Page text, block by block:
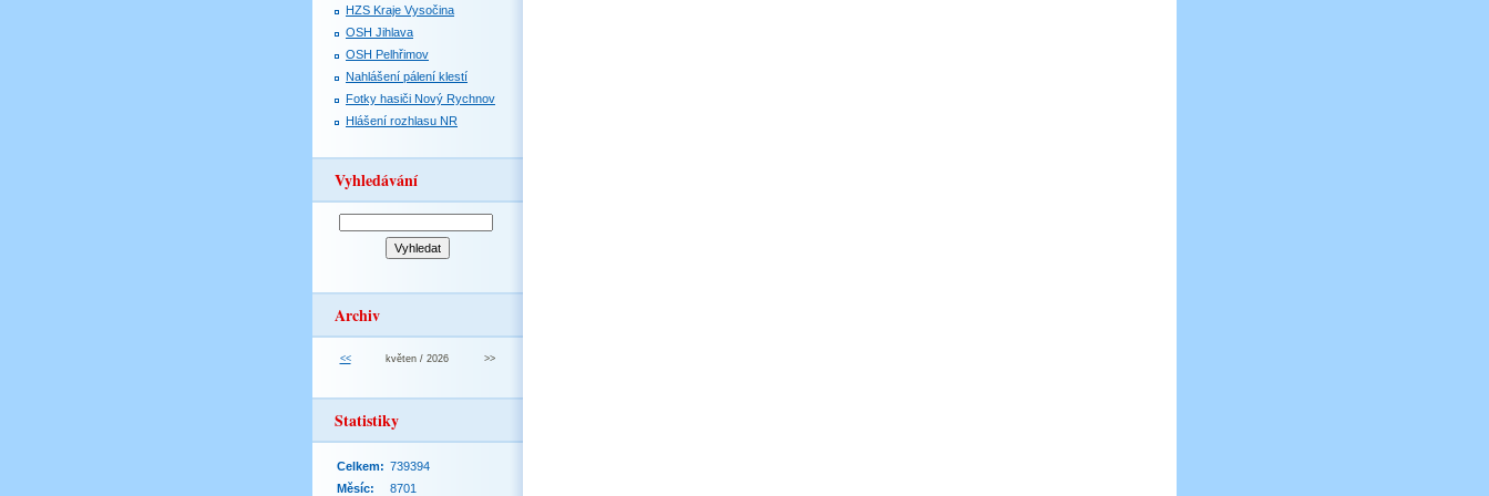
HZS Kraje Vysočina
OSH Jihlava
OSH Pelhřimov
Nahlášení pálení klestí
Fotky hasiči Nový Rychnov
Hlášení rozhlasu NR
Vyhledávání
Archiv
<< květen / 2026 >>
Statistiky
Celkem: 739394
Měsíc:
8701